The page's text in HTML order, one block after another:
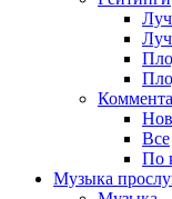
Все
По
Музыка